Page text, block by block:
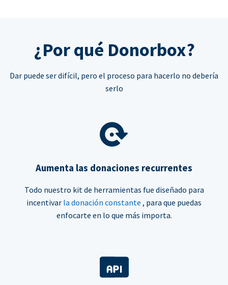
¿Por qué Donorbox?
Dar puede ser difícil, pero el proceso para hacerlo no debería
serlo
Aumenta las donaciones recurrentes
Todo nuestro kit de herramientas fue diseñado para
incentivar la donación constante , para que puedas
enfocarte en lo que más importa.